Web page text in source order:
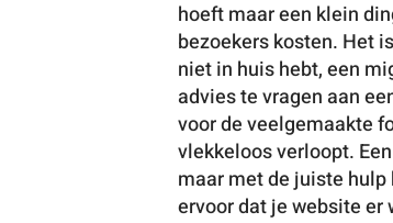
hoeft maar een klein
bezoekers kosten. Het
niet in huis hebt, een
advies te vragen aan
voor de veelgemaakte
vlekkeloos verloopt.
maar met de juiste
ervoor dat je website